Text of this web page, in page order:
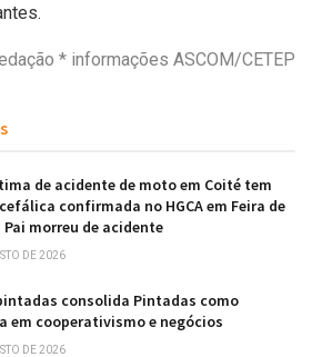
* informações ASCOM/CETEP
de acidente de moto em Coité tem
confirmada no HGCA em Feira de
morreu de acidente
DE 2026
consolida Pintadas como
em cooperativismo e negócios
DE 2026